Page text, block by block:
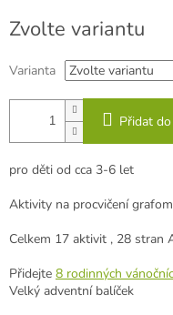
cena:
Zvolte variantu
Varianta
Přidat
pro děti od cca 3-6 let
Aktivity na procvičení
Celkem 17 aktivit , 28 stran
Přidejte 8 rodinných
Velký adventní balíček